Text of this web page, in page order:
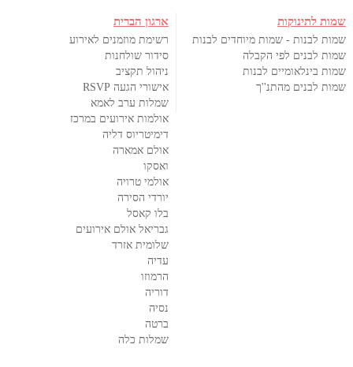
שמות לתינוקות
שמות לבנות - שמות מיוחדים לבנות
שמות לבנים לפי הקבלה
שמות בינלאומיים לבנות
שמות לבנים מהתנ''ך
ארגון הברית
רשימת מוזמנים לאירוע
סידור שולחנות
ניהול תקציב
אישורי הגעה RSVP
שמלות ערב לאמא
אולמות אירועים במרכז
דימיטריוס דליה
אולם אמארה
ואסקו
אולמי טרויה
יורדי הסירה
בלו קאסל
גבריאל אולם אירועים
שלומית אזרד
עדיה
הרמוזו
דוריה
נסיה
ברטה
שמלות כלה